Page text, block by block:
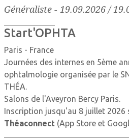
Généraliste- 19.09.2026 /
Start'OPHTA
Paris - France
Journées des internes en 5ème
ophtalmologie organisée par le
THÉA.
Salons de l'Aveyron Bercy Paris.
Inscription jusqu'au 8 juillet 2026
Théaconnect (App Store et